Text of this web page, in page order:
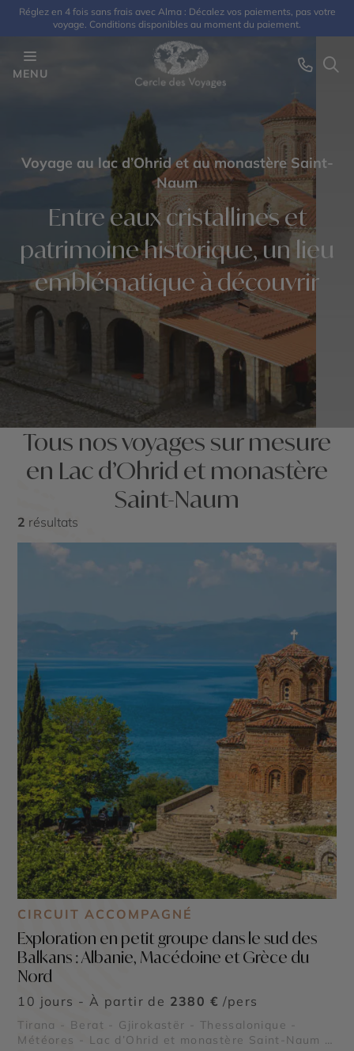
Réglez en 4 fois sans frais avec Alma : Décalez vos paiements, pas votre
voyage. Conditions disponibles au moment du paiement.
MENU
Voyage au lac d’Ohrid et au monastère Saint-
Naum
Entre eaux cristallines et
patrimoine historique, un lieu
emblématique à découvrir
Tous nos voyages sur mesure
en Lac d’Ohrid et monastère
Saint-Naum
2 résultats
CIRCUIT ACCOMPAGNÉ
Exploration en petit groupe dans le sud des
Balkans : Albanie, Macédoine et Grèce du
Nord
10 jours - À partir de 2380 € /pers
Tirana - Berat - Gjirokastër - Thessalonique -
Météores - Lac d’Ohrid et monastère Saint-Naum -